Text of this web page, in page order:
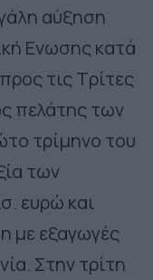
αύξηση
Ενωσης κατά
τις Τρίτες
πελάτης των
τρίμηνο του
των
ευρώ και
με εξαγωγές
Στην τρίτη